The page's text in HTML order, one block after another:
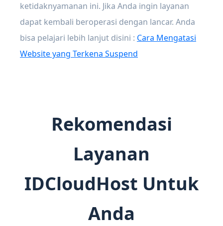
ketidaknyamanan ini. Jika Anda ingin layanan
dapat kembali beroperasi dengan lancar. Anda
bisa pelajari lebih lanjut disini : Cara Mengatasi
Website yang Terkena Suspend
Rekomendasi
Layanan
IDCloudHost Untuk
Anda